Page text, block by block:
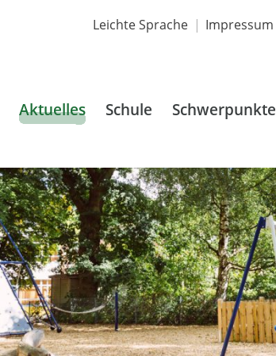
Leichte Sprache Impressum
Aktuelles Schule Schwerpunkte